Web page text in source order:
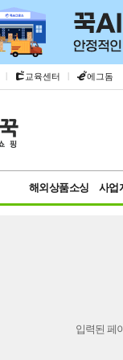
| 교육센터 | 에그돔
해외상품소싱 사업
입력된 페